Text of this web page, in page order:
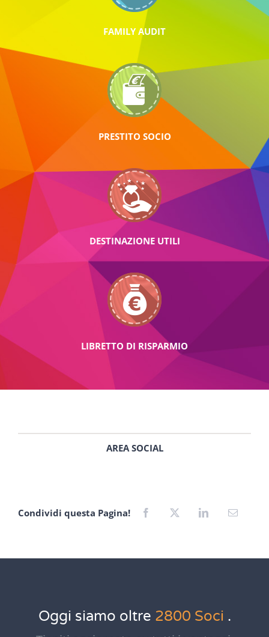
FAMILY AUDIT
PRESTITO SOCIO
DESTINAZIONE UTILI
LIBRETTO DI RISPARMIO
AREA SOCIAL
Condividi questa Pagina!
Oggi siamo oltre 2800 Soci .